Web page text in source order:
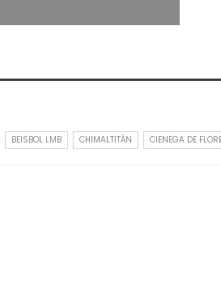
BEISBOL LMB CHIMALTITÁN CIENEGA DE